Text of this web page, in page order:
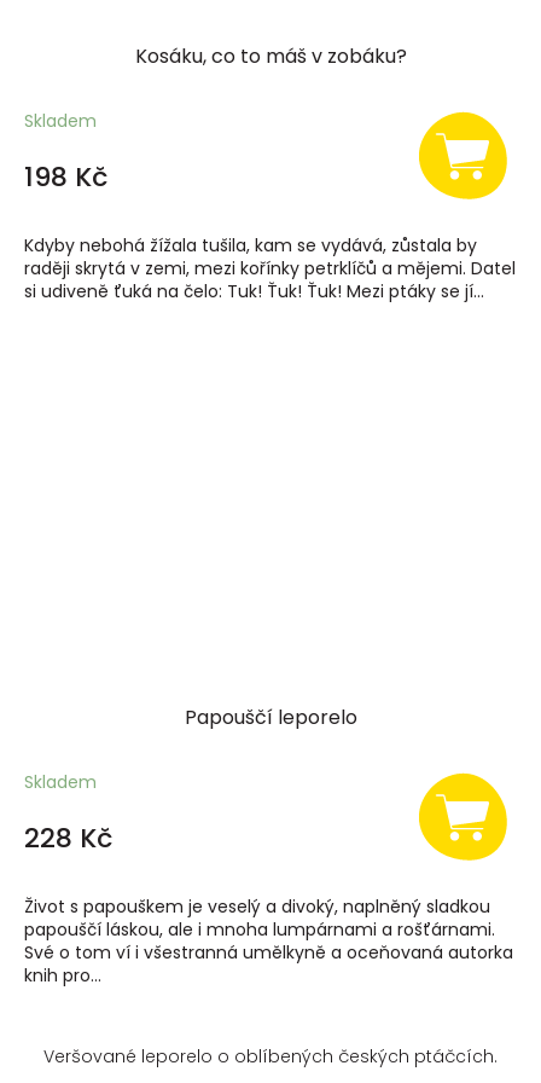
Kosáku, co to máš v zobáku?
Skladem
198 Kč
Kdyby nebohá žížala tušila, kam se vydává, zůstala by
raději skrytá v zemi, mezi kořínky petrklíčů a mějemi. Datel
si udiveně ťuká na čelo: Tuk! Ťuk! Ťuk! Mezi ptáky se jí...
Papouščí leporelo
Skladem
228 Kč
Život s papouškem je veselý a divoký, naplněný sladkou
papouščí láskou, ale i mnoha lumpárnami a rošťárnami.
Své o tom ví i všestranná umělkyně a oceňovaná autorka
knih pro...
Veršované leporelo o oblíbených českých ptáčcích.